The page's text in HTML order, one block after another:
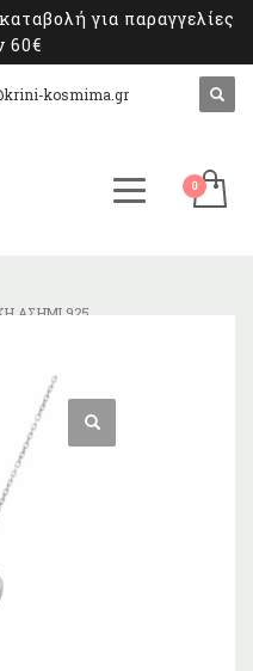
για παραγγελίες
60€
kosmima.gr
ΑΣΉΜΙ 925